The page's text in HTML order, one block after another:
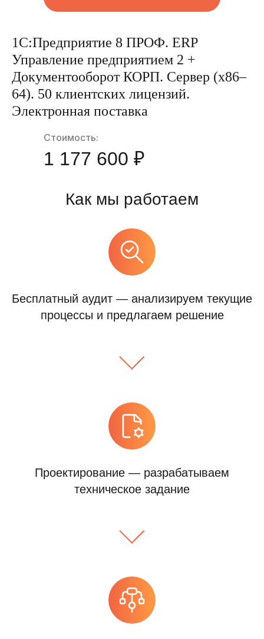
1С:Предприятие 8 ПРОФ. ERP
Управление предприятием 2 +
Документооборот КОРП. Сервер (x86–
64). 50 клиентских лицензий.
Электронная поставка
Стоимость:
1 177 600 ₽
Как мы работаем
Бесплатный аудит — анализируем текущие
процессы и предлагаем решение
Проектирование — разрабатываем
техническое задание